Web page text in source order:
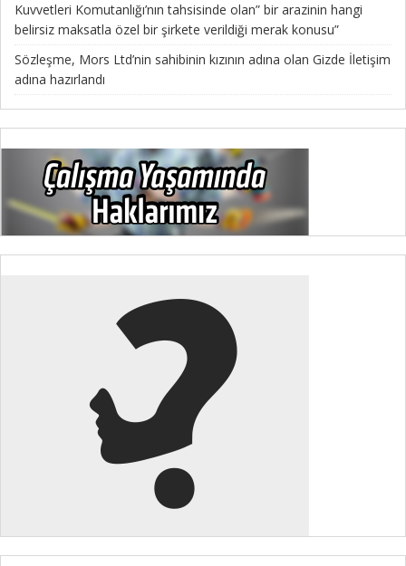
Kuvvetleri Komutanlığı’nın tahsisinde olan” bir arazinin hangi
belirsiz maksatla özel bir şirkete verildiği merak konusu”
Sözleşme, Mors Ltd’nin sahibinin kızının adına olan Gizde İletişim
adına hazırlandı